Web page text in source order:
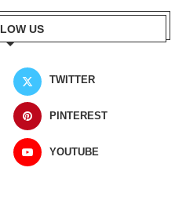
US
TWITTER
PINTEREST
YOUTUBE